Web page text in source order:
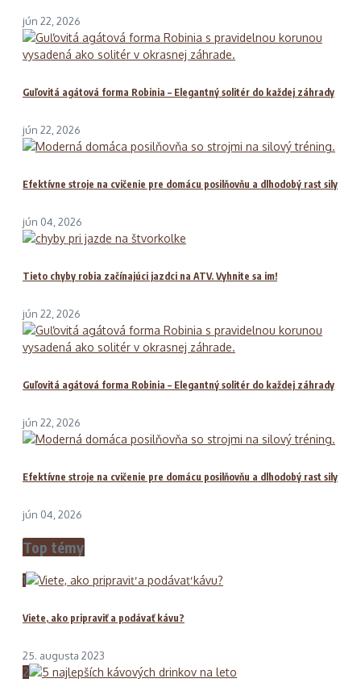
jún 22, 2026
Guľovitá agátová forma Robinia – Elegantný solitér do každej záhrady
jún 22, 2026
Efektívne stroje na cvičenie pre domácu posilňovňu a dlhodobý rast sily
jún 04, 2026
Tieto chyby robia začínajúci jazdci na ATV. Vyhnite sa im!
jún 22, 2026
Guľovitá agátová forma Robinia – Elegantný solitér do každej záhrady
jún 22, 2026
Efektívne stroje na cvičenie pre domácu posilňovňu a dlhodobý rast sily
jún 04, 2026
Top témy
1
Viete, ako pripraviť a podávať kávu?
25. augusta 2023
2